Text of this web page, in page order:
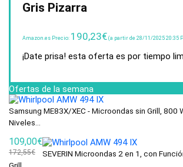
Gris Pizarra
Amazon.es Precio: 190,23€ (a partir de 28/11/2025 20:35
¡Date prisa! esta oferta es por tiempo
Ofertas de la semana
Samsung ME83X/XEC - Microondas sin Grill, 800
Niveles...
109,00€
172,55€
SEVERIN Microondas 2 en 1, con